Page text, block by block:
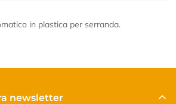
in plastica per serranda.
newsletter